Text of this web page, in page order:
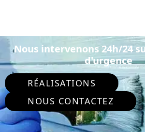
Nous intervenons 24h/24
d'urgence
RÉALISATIONS
NOUS CONTACTEZ